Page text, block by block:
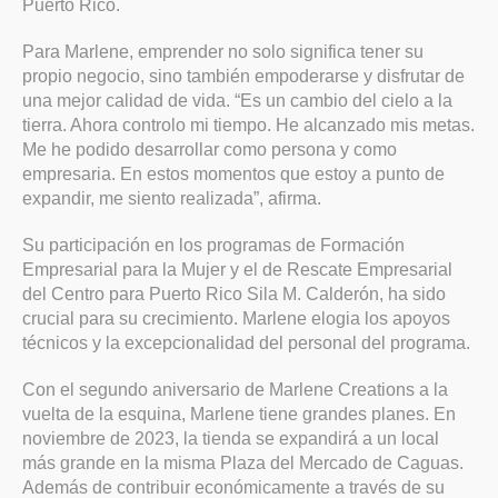
Puerto Rico.
Para Marlene, emprender no solo significa tener su
propio negocio, sino también empoderarse y disfrutar de
una mejor calidad de vida. “Es un cambio del cielo a la
tierra. Ahora controlo mi tiempo. He alcanzado mis metas.
Me he podido desarrollar como persona y como
empresaria. En estos momentos que estoy a punto de
expandir, me siento realizada”, afirma.
Su participación en los programas de Formación
Empresarial para la Mujer y el de Rescate Empresarial
del Centro para Puerto Rico Sila M. Calderón, ha sido
crucial para su crecimiento. Marlene elogia los apoyos
técnicos y la excepcionalidad del personal del programa.
Con el segundo aniversario de Marlene Creations a la
vuelta de la esquina, Marlene tiene grandes planes. En
noviembre de 2023, la tienda se expandirá a un local
más grande en la misma Plaza del Mercado de Caguas.
Además de contribuir económicamente a través de su